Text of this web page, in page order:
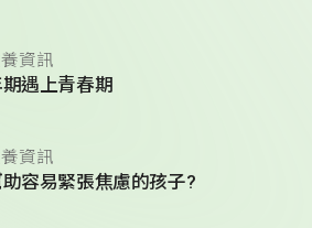
資訊
遇上青春期
資訊
容易緊張焦慮的孩子?